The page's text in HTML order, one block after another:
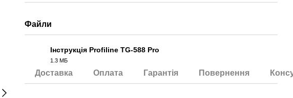
Файли
Інструкція Profiline TG-588 Pro
1.3 МБ
Доставка Оплата Гарантія Повернення